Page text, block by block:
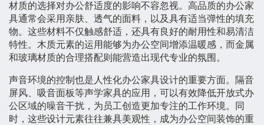
材质的选择对办公舒适度的影响不容忽视。高品质的办公家
具通常会采用亲肤、透气的面料，以及具有适当弹性的填充
物。这些材料不仅触感舒适，还具有良好的耐用性和易清洁
特性。木质元素的运用能够为办公空间增添温暖感，而金属
和玻璃材质的合理搭配则能营造出现代专业的氛围。
声音环境的控制也是人性化办公家具设计的重要方面。隔音
屏风、吸音面板等声学家具的应用，可以有效降低开放式办
公区域的噪音干扰，为员工创造更加专注的工作环境。同
时，这些设计元素往往兼具美观性，成为办公空间装饰的重